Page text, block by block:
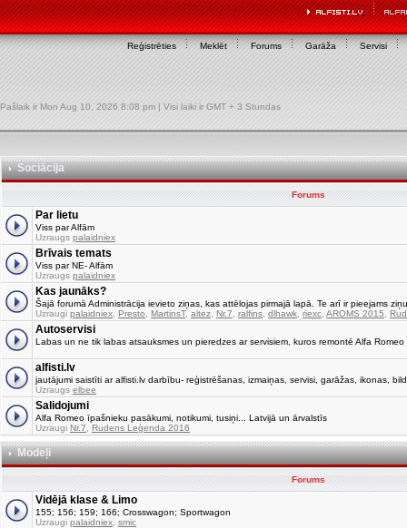
Reģistrēties Meklēt Forums Garāža Servisi
Pašlaik ir Mon Aug 10, 2026 8:08 pm | Visi laiki ir GMT + 3 Stundas
Sociācija
Forums
Par lietu
Viss par Alfām
Uzraugs palaidniex
Brīvais temats
Viss par NE- Alfām
Uzraugs palaidniex
Kas jaunāks?
Šajā forumā Administrācija ievieto ziņas, kas attēlojas pirmajā lapā. Te arī ir pieejams
Uzraugi palaidniex Presto MartinsT, altez Nr.7 ralfins dlhawk riexc AROMS 2015
Autoservisi
Labas un ne tik labas atsauksmes un pieredzes ar servisiem, kuros remontē Alfa Romeo
alfisti.lv
jautājumi saistīti ar alfisti.lv darbību- reģistrēšanas, izmaiņas, servisi, garāžas, ikonas,
Uzraugs elbee
Salidojumi
Alfa Romeo īpašnieku pasākumi, notikumi, tusiņi... Latvijā un ārvalstīs
Uzraugi Nr.7 Rudens Leģenda 2016
Modeļi
Forums
Vidējā klase & Limo
155; 156; 159; 166; Crosswagon; Sportwagon
Uzraugi palaidniex smic